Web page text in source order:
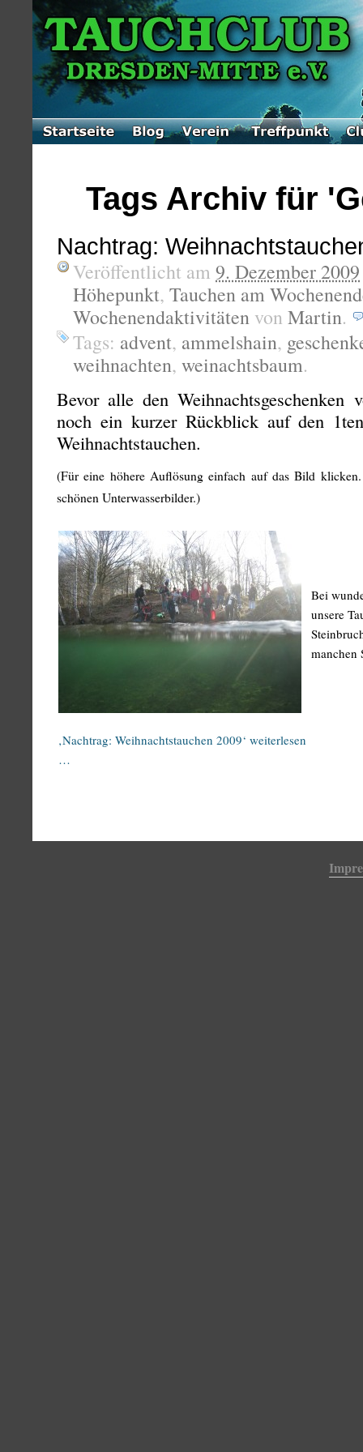
Tags Archiv für
Nachtrag:
Veröffentlicht am 9. Dezember 2009
Höhepunkt, Tauchen am
Wochenendaktivitäten von Martin.
Tags: advent, ammelshain,
weihnachten, weinachtsbaum.
Bevor alle den Weihnachtsgeschenken
noch ein kurzer Rückblick auf den
Weihnachtstauchen.
(Für eine höhere Auflösung einfach auf das Bild
schönen Unterwasserbilder.)
Bei
unsere
manchen
‚Nachtrag: Weihnachtstauchen 2009‘ weiterlesen
…